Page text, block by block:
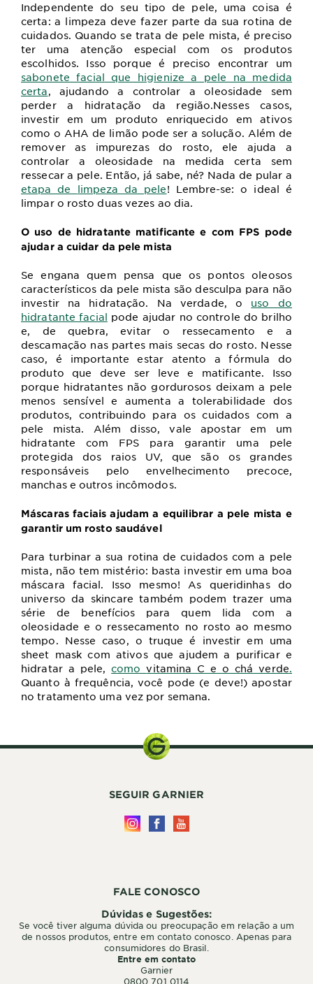
Independente do seu tipo de pele, uma coisa é
certa: a limpeza deve fazer parte da sua rotina de
cuidados. Quando se trata de pele mista, é preciso
ter uma atenção especial com os produtos
escolhidos. Isso porque é preciso encontrar um
sabonete facial que higienize a pele na medida
certa, ajudando a controlar a oleosidade sem
perder a hidratação da região.Nesses casos,
investir em um produto enriquecido em ativos
como o AHA de limão pode ser a solução. Além de
remover as impurezas do rosto, ele ajuda a
controlar a oleosidade na medida certa sem
ressecar a pele. Então, já sabe, né? Nada de pular a
etapa de limpeza da pele! Lembre-se: o ideal é
limpar o rosto duas vezes ao dia.
O uso de hidratante matificante e com FPS pode
ajudar a cuidar da pele mista
Se engana quem pensa que os pontos oleosos
característicos da pele mista são desculpa para não
investir na hidratação. Na verdade, o uso do
hidratante facial pode ajudar no controle do brilho
e, de quebra, evitar o ressecamento e a
descamação nas partes mais secas do rosto. Nesse
caso, é importante estar atento a fórmula do
produto que deve ser leve e matificante. Isso
porque hidratantes não gordurosos deixam a pele
menos sensível e aumenta a tolerabilidade dos
produtos, contribuindo para os cuidados com a
pele mista. Além disso, vale apostar em um
hidratante com FPS para garantir uma pele
protegida dos raios UV, que são os grandes
responsáveis pelo envelhecimento precoce,
manchas e outros incômodos.
Máscaras faciais ajudam a equilibrar a pele mista e
garantir um rosto saudável
Para turbinar a sua rotina de cuidados com a pele
mista, não tem mistério: basta investir em uma boa
máscara facial. Isso mesmo! As queridinhas do
universo da skincare também podem trazer uma
série de benefícios para quem lida com a
oleosidade e o ressecamento no rosto ao mesmo
tempo. Nesse caso, o truque é investir em uma
sheet mask com ativos que ajudem a purificar e
hidratar a pele,comovitamina C e o chá verde.
Quanto à frequência, você pode (e deve!) apostar
no tratamento uma vez por semana.
FALE CONOSCO
Dúvidas e Sugestões:
Se você tiver alguma dúvida ou preocupação em relação a um
de nossos produtos, entre em contato conosco. Apenas para
consumidores do Brasil.
Entre em contato
Garnier
0800 701 0114
SEGUIR GARNIER